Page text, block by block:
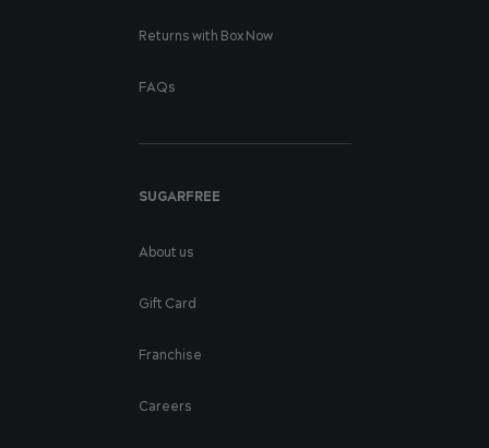
Returns with Box Now
FAQs
SUGARFREE
About us
Gift Card
Franchise
Careers